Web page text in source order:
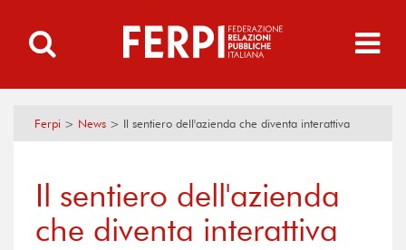
Ferpi > News > Il sentiero dell'azienda che diventa interattiva
Il sentiero dell'azienda
che diventa interattiva